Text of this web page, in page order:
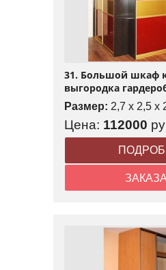
31. Большой шкаф
выгородка
Размер: 2,7 x 2,5 x
Цена: 112000